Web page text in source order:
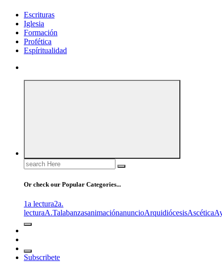
Escrituras
Iglesia
Formación
Profética
Espíritualidad
Search
for:
Or check our Popular Categories...
1a lectura2a.
lecturaA.TalabanzasanimaciónanuncioArquidiócesisAscética
Subscribete